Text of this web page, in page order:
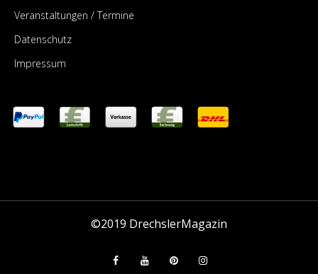
Veranstaltungen / Termine
Datenschutz
Impressum
©2019 DrechslerMagazin